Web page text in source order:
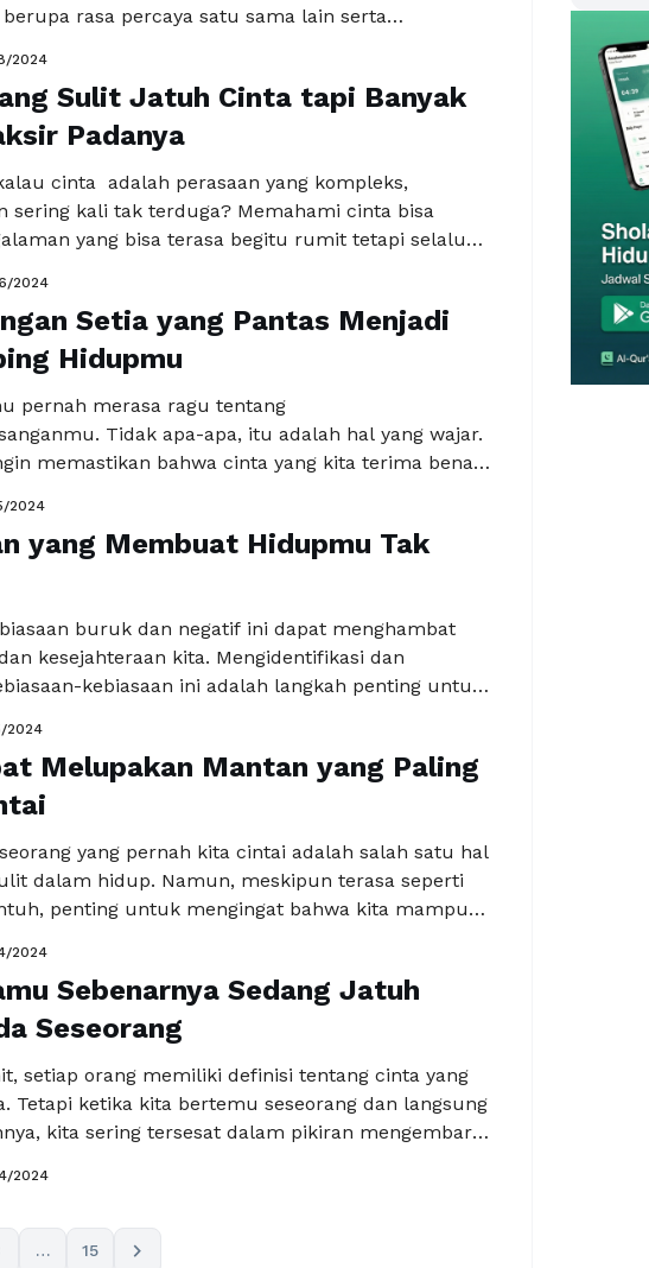
rasa percaya satu sama lain serta
kedua pasangan. Misalnya ketika
yang serius, untuk menyatukan kedua
latar belakang serta pemikiran yang berbeda
dan pertimbangan …
2024
Sulit Jatuh Cinta tapi Banyak
Padanya
cinta adalah perasaan yang kompleks,
sering kali tak terduga? Memahami cinta bisa
yang bisa terasa begitu rumit tetapi selalu
dan ada pula yang memiliki hati yang sulit
ini kita akan membahas sesuatu yang menarik. …
2024
Setia yang Pantas Menjadi
Hidupmu
pernah merasa ragu tentang
Tidak apa-apa, itu adalah hal yang wajar.
memastikan bahwa cinta yang kita terima benar-
benar-benar setia padamu, berikut beberapa
Yuk, simak selengkapnya di bawah ini.
Kehadiran Salah satu tanda …
2024
yang Membuat Hidupmu Tak
buruk dan negatif ini dapat menghambat
kesejahteraan kita. Mengidentifikasi dan
kebiasaan ini adalah langkah penting untuk
dapat merusak kualitas hidup kita dan membuat
puas, tidak bahagia, dan terkadang bahkan
kali kita terjebak dalam kebiasaan-kebiasaan
2024
Melupakan Mantan yang Paling
yang pernah kita cintai adalah salah satu hal
dalam hidup. Namun, meskipun terasa seperti
penting untuk mengingat bahwa kita mampu
akan membahas beberapa tips cepat untuk move
yang pernah menjadi bagian penting dalam …
2024
Sebenarnya Sedang Jatuh
Seseorang
setiap orang memiliki definisi tentang cinta yang
Tetapi ketika kita bertemu seseorang dan langsung
kita sering tersesat dalam pikiran mengembara
'Apakah dia akan membalas cintaku', 'Apakah dia
dan seterusnya. Jawaban atas …
2024
… 15 chevron_right